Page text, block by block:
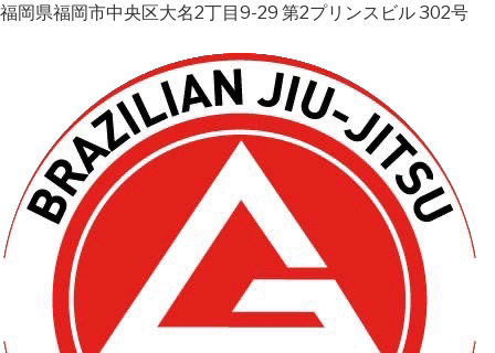
福岡県福岡市中央区大名2丁目9-29 第2プリンスビル 302号